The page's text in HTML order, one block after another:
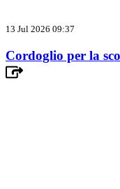
13 Jul 2026 09:37
Cordoglio per la